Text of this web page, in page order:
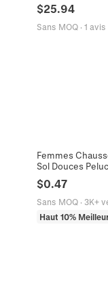
$25.94
Sans MOQ· 1 avis
Femmes
Sol Douces
$0.47
Sans MOQ· 3K+
Haut 10%